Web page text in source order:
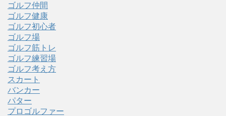
ゴルフ仲間
ゴルフ健康
ゴルフ初心者
ゴルフ場
ゴルフ筋トレ
ゴルフ練習場
ゴルフ考え方
スカート
バンカー
パター
プロゴルファー